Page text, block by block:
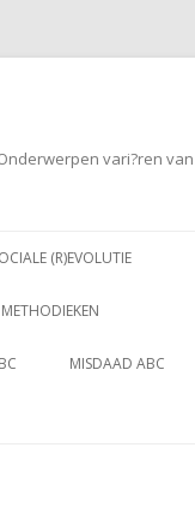
vari?ren
(R)EVOLUTIE
MISDAAD ABC